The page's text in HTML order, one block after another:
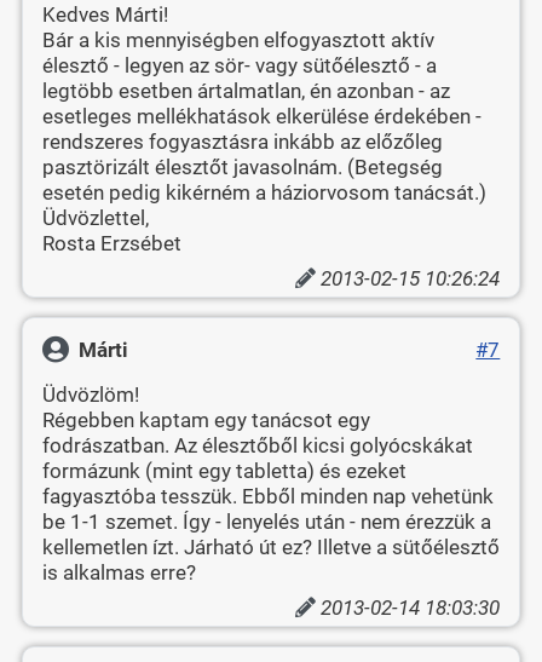
Kedves Márti!
Bár a kis mennyiségben elfogyasztott aktív
élesztő - legyen az sör- vagy sütőélesztő - a
legtöbb esetben ártalmatlan, én azonban - az
esetleges mellékhatások elkerülése érdekében -
rendszeres fogyasztásra inkább az előzőleg
pasztörizált élesztőt javasolnám. (Betegség
esetén pedig kikérném a háziorvosom tanácsát.)
Üdvözlettel,
Rosta Erzsébet
2013-02-15 10:26:24
Márti
#7
Üdvözlöm!
Régebben kaptam egy tanácsot egy
fodrászatban. Az élesztőből kicsi golyócskákat
formázunk (mint egy tabletta) és ezeket
fagyasztóba tesszük. Ebből minden nap vehetünk
be 1-1 szemet. Így - lenyelés után - nem érezzük a
kellemetlen ízt. Járható út ez? Illetve a sütőélesztő
is alkalmas erre?
2013-02-14 18:03:30